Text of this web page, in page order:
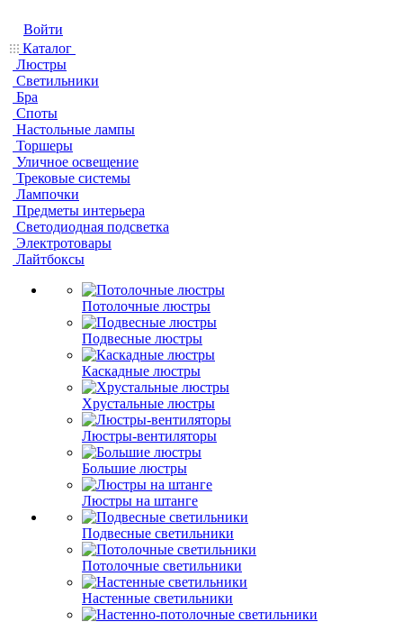
Войти
Каталог
Люстры
Светильники
Бра
Споты
Настольные лампы
Торшеры
Уличное освещение
Трековые системы
Лампочки
Предметы интерьера
Светодиодная подсветка
Электротовары
Лайтбоксы
Потолочные люстры
Подвесные люстры
Каскадные люстры
Хрустальные люстры
Люстры-вентиляторы
Большие люстры
Люстры на штанге
Подвесные светильники
Потолочные светильники
Настенные светильники